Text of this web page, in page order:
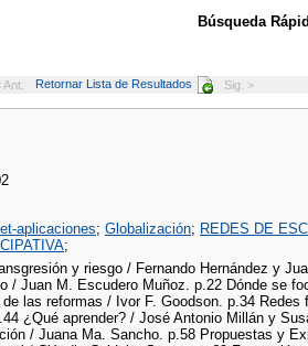
Búsqueda
Ant. Retornar Lista de Resultados Sig. >
aplicaciones; Globalización; REDES DE
;
y riesgo / Fernando Hernández y
/ Juan M. Escudero Muñoz. p.22 Dónde se
las reformas / Ivor F. Goodson. p.34
¿Qué aprender? / José Antonio Millán y
/ Juana Ma. Sancho. p.58 Propuestas y